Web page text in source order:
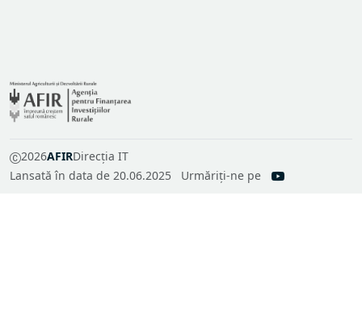
2026AFIRDirecția IT
Lansată în data de 20.06.2025
Urmăriți-ne pe